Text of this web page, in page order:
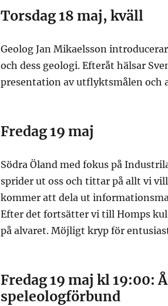
Torsdag 18 maj, kväll
Geolog Jan Mikaelsson
och dess geologi. Efteråt hälsar
presentation av utflyktsmålen
Fredag 19 maj
Södra Öland med fokus på
sprider ut oss och tittar på allt vi
kommer att dela ut
Efter det fortsätter vi till Homps
på alvaret. Möjligt kryp för
Fredag 19 maj kl 19:00:
speleologförbund